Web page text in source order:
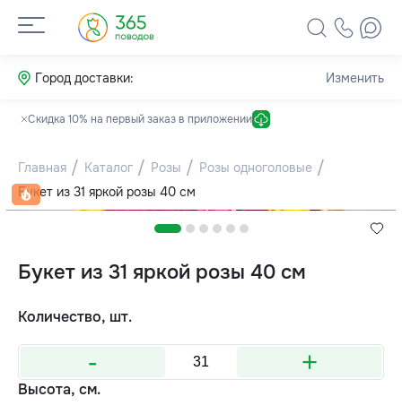
Город доставки: Изменить
Скидка 10% на первый заказ в приложении
Главная Каталог Розы
Розы одноголовые
Букет из 31 яркой розы 40 см
Букет из 31 яркой розы 40 см
Количество, шт.
- +
Высота, см.